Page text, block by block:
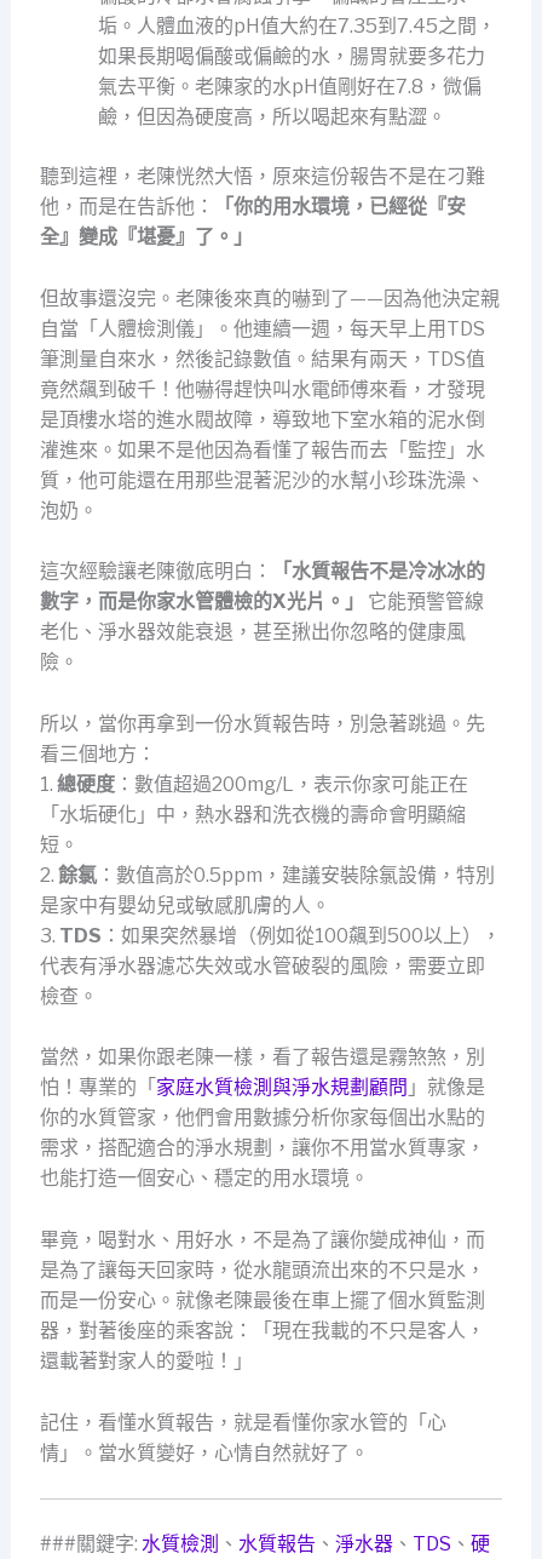
垢。人體血液的pH值大約在7.35到7.45之間，
如果長期喝偏酸或偏鹼的水，腸胃就要多花力
氣去平衡。老陳家的水pH值剛好在7.8，微偏
鹼，但因為硬度高，所以喝起來有點澀。
聽到這裡，老陳恍然大悟，原來這份報告不是在刁難
他，而是在告訴他：
「你的用水環境，已經從『安
全』變成『堪憂』了。」
但故事還沒完。老陳後來真的嚇到了——因為他決定親
自當「人體檢測儀」。他連續一週，每天早上用TDS
筆測量自來水，然後記錄數值。結果有兩天，TDS值
竟然飆到破千！他嚇得趕快叫水電師傅來看，才發現
是頂樓水塔的進水閥故障，導致地下室水箱的泥水倒
灌進來。如果不是他因為看懂了報告而去「監控」水
質，他可能還在用那些混著泥沙的水幫小珍珠洗澡、
泡奶。
這次經驗讓老陳徹底明白：
「水質報告不是冷冰冰的
數字，而是你家水管體檢的X光片。」
它能預警管線
老化、淨水器效能衰退，甚至揪出你忽略的健康風
險。
所以，當你再拿到一份水質報告時，別急著跳過。先
看三個地方：
1. 總硬度：數值超過200mg/L，表示你家可能正在
「水垢硬化」中，熱水器和洗衣機的壽命會明顯縮
短。
2. 餘氯：數值高於0.5ppm，建議安裝除氯設備，特別
是家中有嬰幼兒或敏感肌膚的人。
3. TDS ：如果突然暴增（例如從100飆到500以上），
代表有淨水器濾芯失效或水管破裂的風險，需要立即
檢查。
當然，如果你跟老陳一樣，看了報告還是霧煞煞，別
怕！專業的「 家庭水質檢測與淨水規劃顧問 」就像是
你的水質管家，他們會用數據分析你家每個出水點的
需求，搭配適合的淨水規劃，讓你不用當水質專家，
也能打造一個安心、穩定的用水環境。
畢竟，喝對水、用好水，不是為了讓你變成神仙，而
是為了讓每天回家時，從水龍頭流出來的不只是水，
而是一份安心。就像老陳最後在車上擺了個水質監測
器，對著後座的乘客說：「現在我載的不只是客人，
還載著對家人的愛啦！」
記住，看懂水質報告，就是看懂你家水管的「心
情」。當水質變好，心情自然就好了。
###關鍵字: 水質檢測 、 水質報告 、 淨水器、 TDS 、 硬